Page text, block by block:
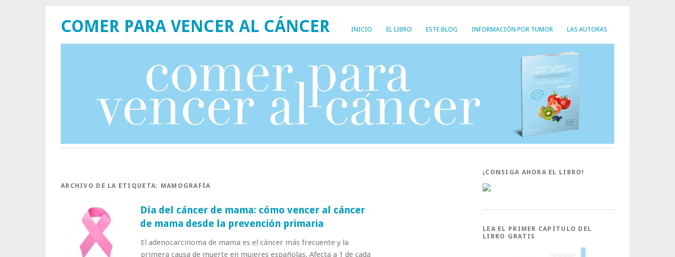
INICIO EL LIBRO ESTE BLOG INFORMACIÓN POR TUMOR LAS AUTORAS
COMER PARA VENCER AL CÁNCER
ARCHIVO DE LA ETIQUETA: MAMOGRAFÍA
Día del cáncer de mama: cómo vencer al cáncer
de mama desde la prevención primaria
El adenocarcinoma de mama es el cáncer más frecuente y la
primera causa de muerte en mujeres españolas. Afecta a 1 de cada
¡CONSIGA AHORA EL LIBRO!
LEA EL PRIMER CAPÍTULO DEL
LIBRO GRATIS